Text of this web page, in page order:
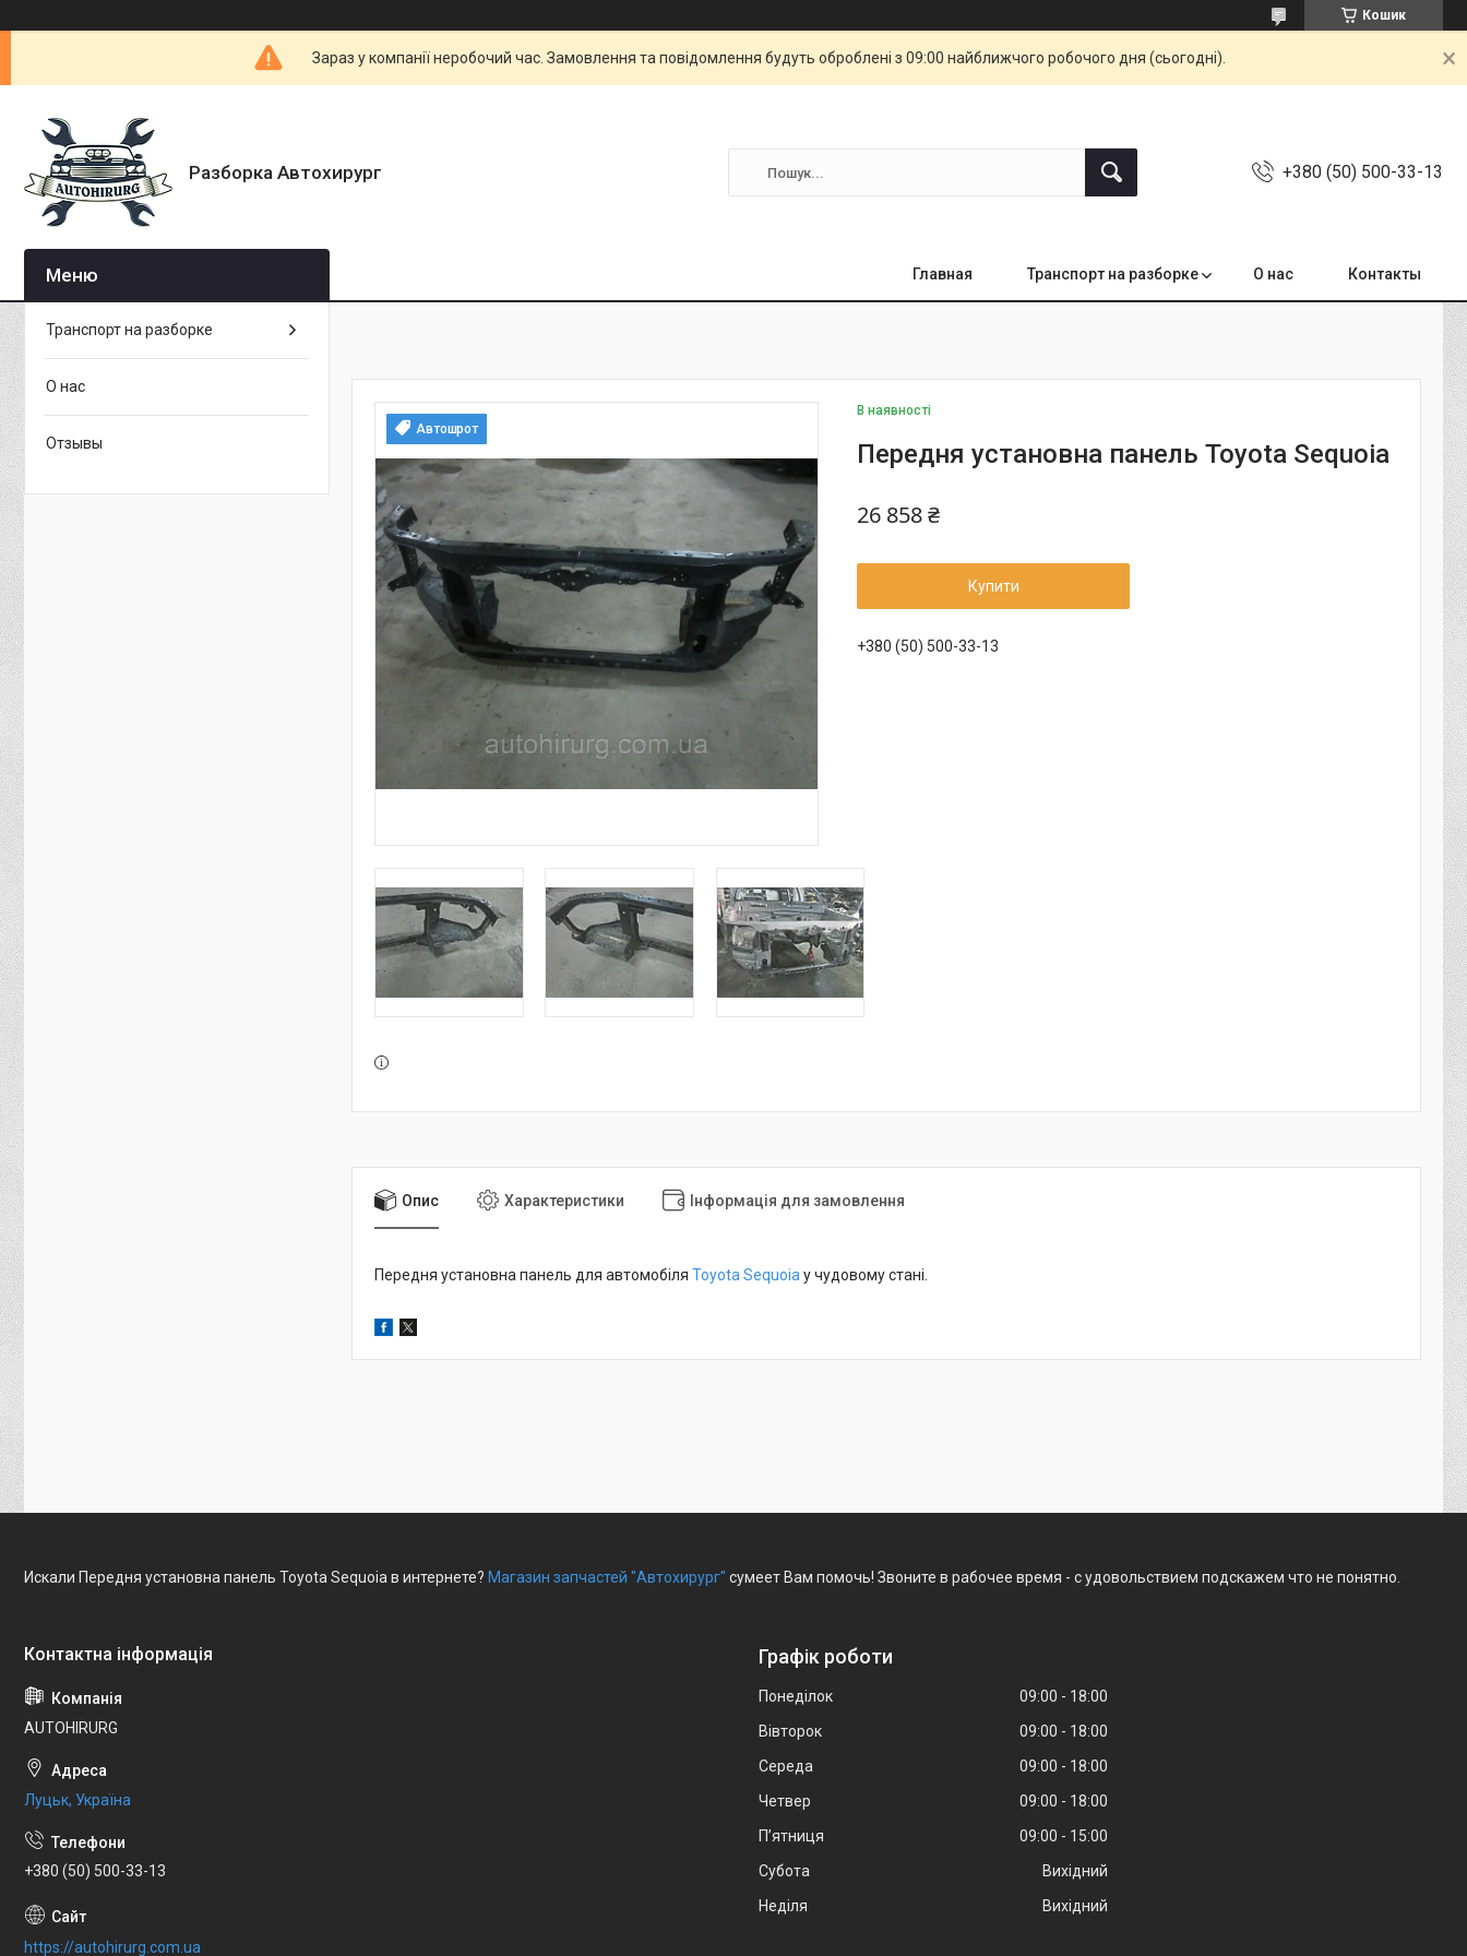
Кошик
Зараз у компанії неробочий час. Замовлення та повідомлення будуть оброблені з 09:00 найближчого робочого дня (сьогодні).
Разборка Автохирург +380 (50) 500-33-13
Главная Транспорт на разборке О нас Контакты
Автошрот
В наявності
Передня установна панель Toyota Sequoia
26 858 ₴
Купити
+380 (50) 500-33-13
Опис Характеристики Інформація для замовлення
Передня установна панель для автомобіля Toyota Sequoia у чудовому стані.
Транспорт на разборке
О нас
Отзывы
Искали Передня установна панель Toyota Sequoia в интернете? Магазин запчастей "Автохирург" сумеет Вам помочь! Звоните в рабочее время - с удовольствием подскажем что не понятно.
AUTOHIRURG
Луцьк, Україна
+380 (50) 500-33-13
https://autohirurg.com.ua
Графік роботи
Понеділок 09:00
18:00
Вівторок
09:00
18:00
Середа
09:00
18:00
Четвер
09:00
18:00
Пʼятниця
09:00
15:00
Субота
Вихідний
Неділя
Вихідний